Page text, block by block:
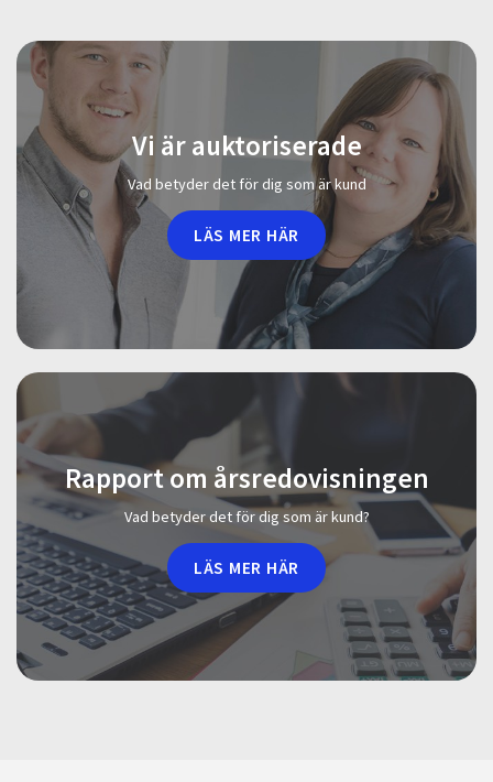
Vi är auktoriserade
Vad betyder det för dig som är kund
LÄS MER HÄR
Rapport om årsredovisningen
Vad betyder det för dig som är kund?
LÄS MER HÄR